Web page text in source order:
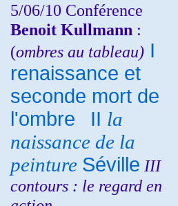
5/06/10 Conférence
Benoit Kullmann :
(ombres au tableau) I
renaissance et
seconde mort de
l'ombre
II la
naissance de la
peinture Séville III
contours : le regard en